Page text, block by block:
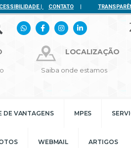
| CONTATO |
LOCALIZAÇÃO
Saiba onde estamos
DE VANTAGENS MPES
WEBMAIL ARTIGOS